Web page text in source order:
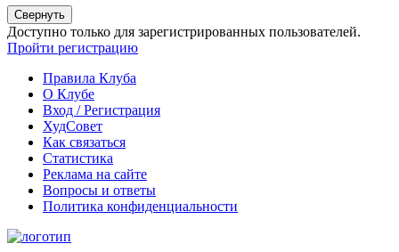
Свернуть
Доступно только для зарегистрированных пользователей.
Пройти регистрацию
Правила Клуба
О Клубе
Вход / Регистрация
ХудСовет
Как связаться
Статистика
Реклама на сайте
Вопросы и ответы
Политика конфиденциальности